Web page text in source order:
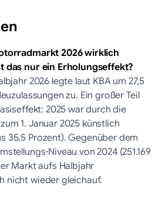
2026 wirklich
das nur ein Erholungseffekt?
2026 legte laut KBA um 27,5
zu. Ein großer Teil
2025 war durch die
1. Januar 2025 künstlich
35,5 Prozent). Gegenüber dem
Niveau von 2024 (251.169
Markt aufs Halbjahr
nicht wieder gleichauf.